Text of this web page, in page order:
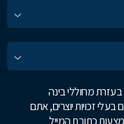
מחוללי בינה
זכויות יוצרים, אתם
כתובת המייל